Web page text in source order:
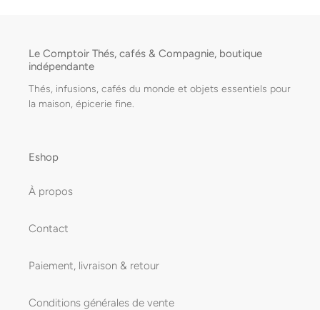
Le Comptoir Thés, cafés & Compagnie, boutique
indépendante
Thés, infusions, cafés du monde et objets essentiels pour
la maison, épicerie fine.
Eshop
À propos
Contact
Paiement, livraison & retour
Conditions générales de vente